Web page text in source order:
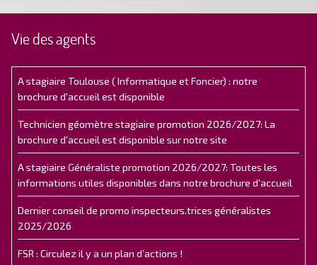
Vie des agents
A stagiaire Toulouse ( Informatique et Foncier) : notre
brochure d'accueil est disponible
Technicien géomètre stagiaire promotion 2026/2027: La
brochure d'accueil est disponible sur notre site
A stagiaire Généraliste promotion 2026/2027: Toutes les
informations utiles disponibles dans notre brochure d'accueil
Dernier conseil de promo inspecteurs.trices généralistes
2025/2026
FSR : Circulez il y a un plan d’actions !